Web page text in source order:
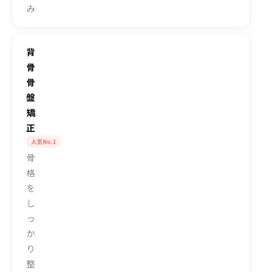
み
背
骨
骨
盤
矯
正
人気No.1
骨
格
を
し
っ
か
り
整